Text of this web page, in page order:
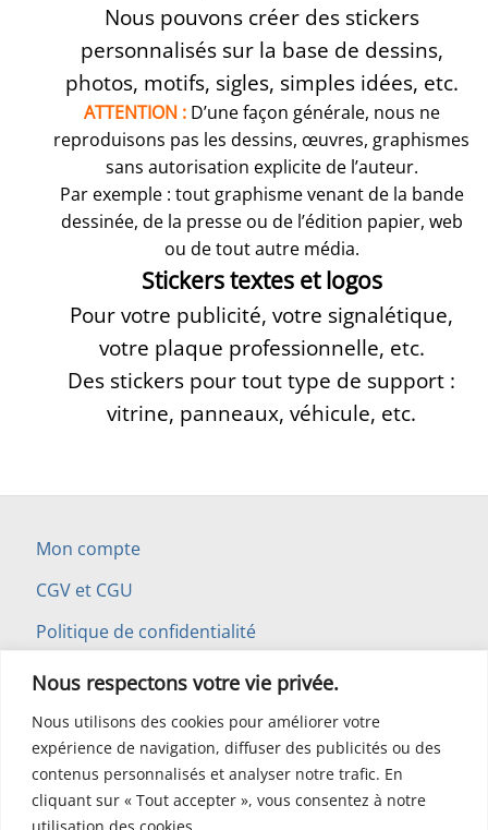
Nous respectons votre vie privée.
Nous utilisons des cookies pour améliorer votre
expérience de navigation, diffuser des publicités ou des
contenus personnalisés et analyser notre trafic. En
cliquant sur « Tout accepter », vous consentez à notre
utilisation des cookies.
Nous pouvons créer des stickers
personnalisés sur la base de dessins,
photos, motifs, sigles, simples idées, etc.
ATTENTION : D’une façon générale, nous ne
reproduisons pas les dessins, œuvres, graphismes
sans autorisation explicite de l’auteur.
Par exemple : tout graphisme venant de la bande
dessinée, de la presse ou de l’édition papier, web
ou de tout autre média.
Stickers textes et logos
Pour votre publicité, votre signalétique,
votre plaque professionnelle, etc.
Des stickers pour tout type de support :
vitrine, panneaux, véhicule, etc.
Mon compte
CGV et CGU
Politique de confidentialité
Mentions légales
Contactez-nous
Vos questions en direct au 06 84 04 27 37
Infos livraison
Infos sur les adhésifs